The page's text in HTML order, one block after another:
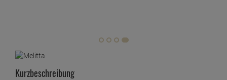
Kurzbeschreibung